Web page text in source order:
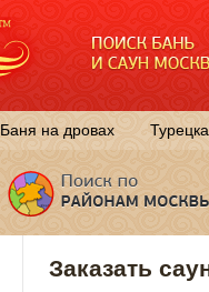
Баня на дровах
Заказать